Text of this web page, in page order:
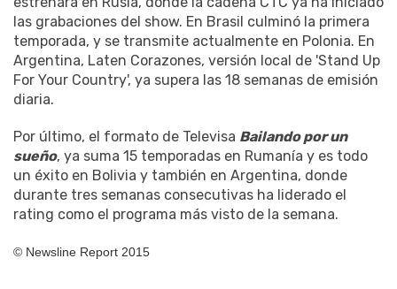
las grabaciones del show. En Brasil culminó la primera
temporada, y se transmite actualmente en Polonia. En
Argentina, Laten Corazones, versión local de 'Stand Up
For Your Country', ya supera las 18 semanas de emisión
diaria.
Por último, el formato de Televisa Bailando por un
sueño, ya suma 15 temporadas en Rumanía y es todo
un éxito en Bolivia y también en Argentina, donde
durante tres semanas consecutivas ha liderado el
rating como el programa más visto de la semana.
© Newsline Report 2015